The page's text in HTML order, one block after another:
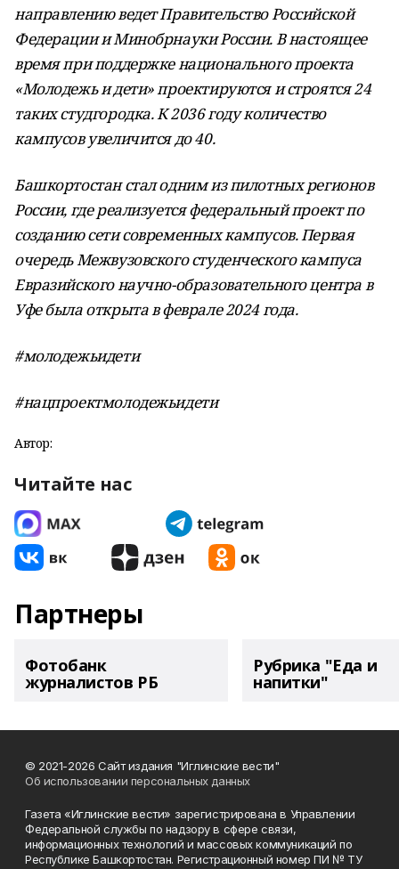
направлению ведет Правительство Российской
Федерации и Минобрнауки России. В настоящее
время при поддержке национального проекта
«Молодежь и дети» проектируются и строятся 24
таких студгородка. К 2036 году количество
кампусов увеличится до 40.
Башкортостан стал одним из пилотных регионов
России, где реализуется федеральный проект по
созданию сети современных кампусов. Первая
очередь Межвузовского студенческого кампуса
Евразийского научно-образовательного центра в
Уфе была открыта в феврале 2024 года.
#молодежьидети
#нацпроектмолодежьидети
Автор:
Читайте нас
Партнеры
Фотобанк
журналистов РБ
Рубрика "Еда и
напитки"
© 2021-2026 Сайт издания "Иглинские вести"
Об использовании персональных данных
Газета «Иглинские вести» зарегистрирована в Управлении
Федеральной службы по надзору в сфере связи,
информационных технологий и массовых коммуникаций по
Республике Башкортостан. Регистрационный номер ПИ № ТУ